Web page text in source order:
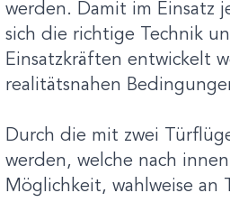
werden. Damit im Einsatz
sich die richtige Technik
Einsatzkräften entwickelt
realitätsnahen
Durch die mit zwei
werden, welche nach
Möglichkeit, wahlweise an